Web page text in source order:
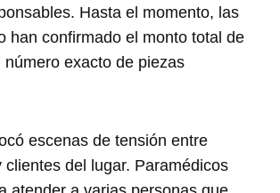
Hasta el momento, las
han confirmado el monto total de
número exacto de piezas
escenas de tensión entre
clientes del lugar. Paramédicos